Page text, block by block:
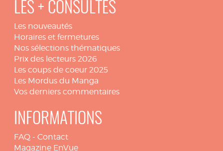
LES + CONSULTÉS
Les nouveautés
Horaires et fermetures
Nos sélections thématiques
Prix des lecteurs 2026
Les coups de coeur 2025
Les Mordus du Manga
Vos derniers commentaires
INFORMATIONS
FAQ - Contact
Magazine EnVue